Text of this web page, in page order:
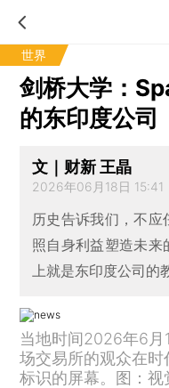
世界
剑桥大学：
的东印度公司
文｜财新 王晶
2026年06月18日 15:41
历史告诉我们，不
照自身利益塑造未
上就是东印度公司的
当地时间2026年6月
场交易所的观众在
标识的屏幕。图：视